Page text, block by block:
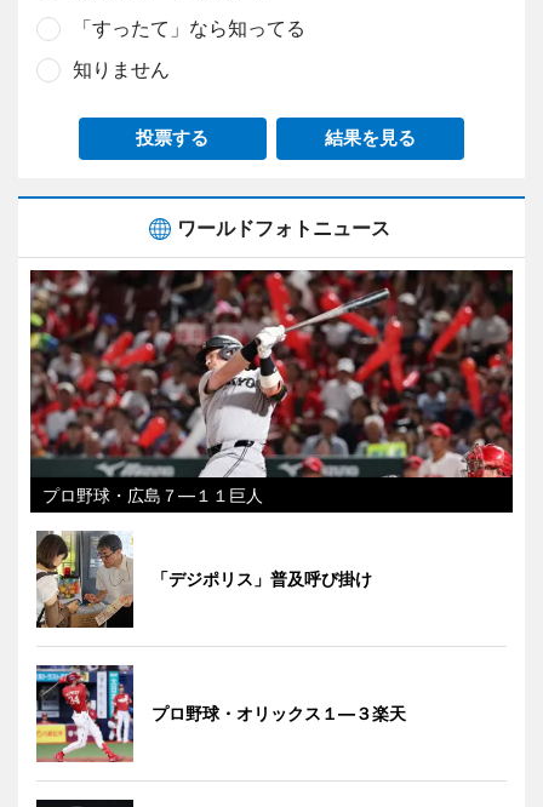
「すったて」なら知ってる
知りません
投票する 結果を見る
ワールドフォトニュース
プロ野球・広島７―１１巨人
「デジポリス」普及呼び掛け
プロ野球・オリックス１―３楽天